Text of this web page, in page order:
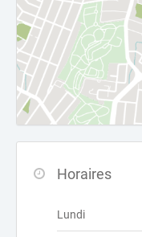
Horaires
Lundi